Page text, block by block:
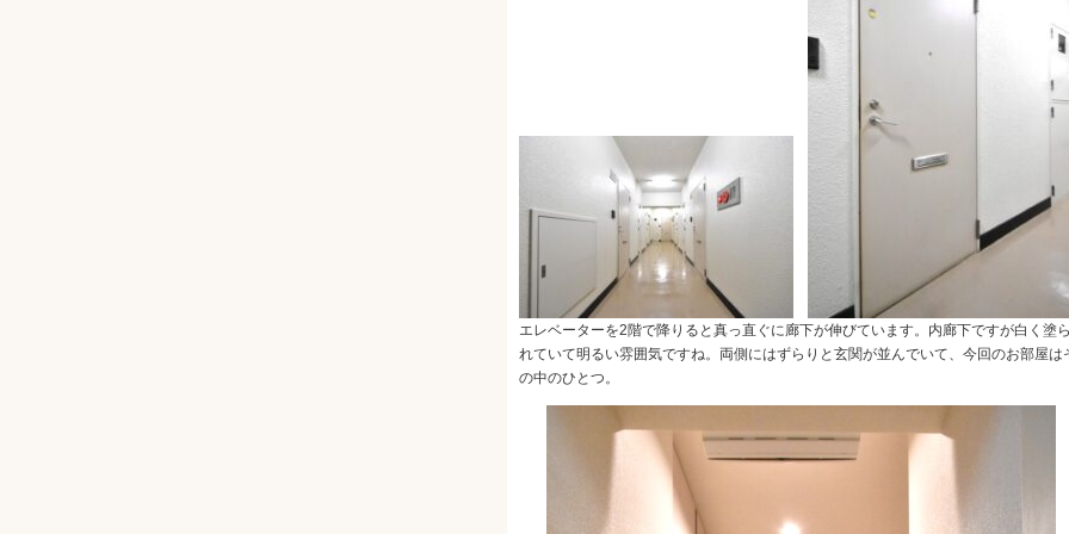
エレベーターを2階で降りると真っ直ぐに廊下が伸びています。内廊下ですが白く塗
れていて明るい雰囲気ですね。両側にはずらりと玄関が並んでいて、今回のお部屋は
の中のひとつ。